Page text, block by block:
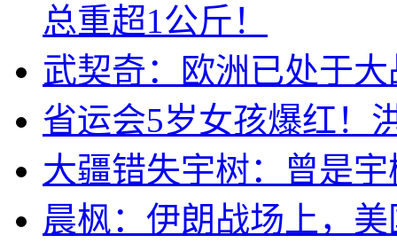
总重超1公斤！
武契奇：欧洲已处于
省运会5岁女孩爆红！
大疆错失宇树：曾是
晨枫：伊朗战场上，